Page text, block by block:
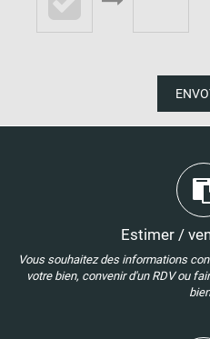
Estimer /
Vous souhaitez des informations
votre bien, convenir d'un RDV ou